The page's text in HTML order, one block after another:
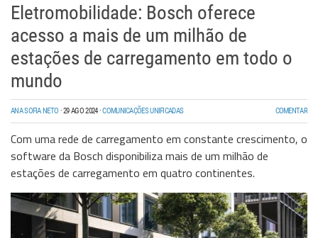
Eletromobilidade: Bosch oferece
acesso a mais de um milhão de
estações de carregamento em todo o
mundo
ANA SOFIA NETO ·29 AGO 2024·COMUNICAÇÕES UNIFICADAS COMENTAR
Com uma rede de carregamento em constante crescimento, o
software da Bosch disponibiliza mais de um milhão de
estações de carregamento em quatro continentes.